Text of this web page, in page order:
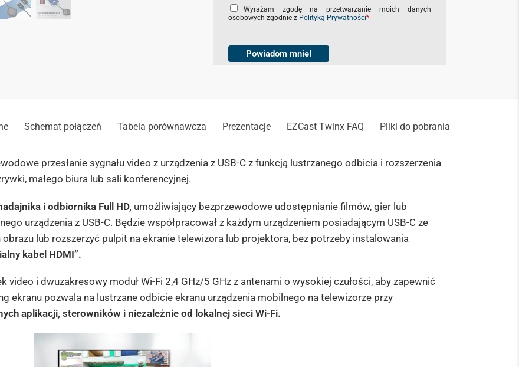
C
h
b
*
Wyrażam zgodę na przetwarzanie moich danych
osobowych zgodnie z Polityką Prywatności*
Powiadom mnie!
Schemat połączeń Tabela porównawcza Prezentacje EZCast Twinx FAQ Pliki do pobrania
przesłanie sygnału video z urządzenia z USB-C z funkcją lustrzanego odbicia i rozszerzenia
małego biura lub sali konferencyjnej.
i odbiornika Full HD, umożliwiający bezprzewodowe udostępnianie filmów, gier lub
urządzenia z USB-C. Będzie współpracował z każdym urządzeniem posiadającym USB-C ze
lub rozszerzyć pulpit na ekranie telewizora lub projektora, bez potrzeby instalowania
kabel HDMI”.
video i dwuzakresowy moduł Wi-Fi 2,4 GHz/5 GHz z antenami o wysokiej czułości, aby zapewnić
ekranu pozwala na lustrzane odbicie ekranu urządzenia mobilnego na telewizorze przy
aplikacji, sterowników i niezależnie od lokalnej sieci Wi-Fi.